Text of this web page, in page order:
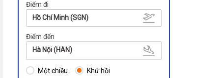
Điểm đi
Hồ Chí Minh (SGN)
Điểm đến
Hà Nội (HAN)
Một chiều Khứ hồi